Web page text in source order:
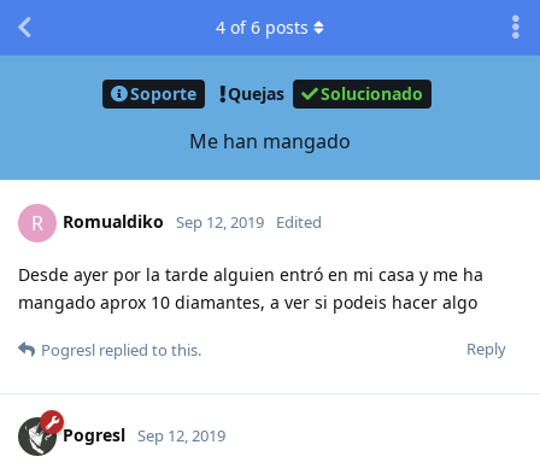
Soporte Quejas Solucionado
Me han mangado
4 of6 posts
R Romualdiko Sep 12, 2019 Edited
Desde ayer por la tarde alguien entró en mi casa y me ha
mangado aprox 10 diamantes, a ver si podeis hacer algo
Reply
Pogresl replied to this.
Pogresl Sep 12, 2019